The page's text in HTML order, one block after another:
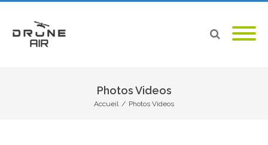
Photos Videos
Accueil / Photos Videos